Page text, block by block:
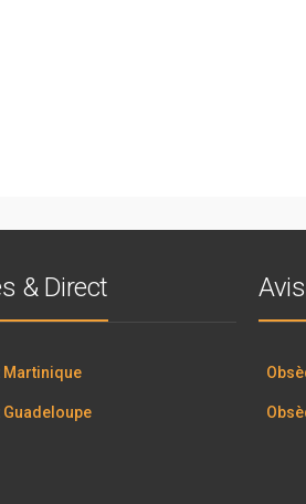
& Direct
Martinique